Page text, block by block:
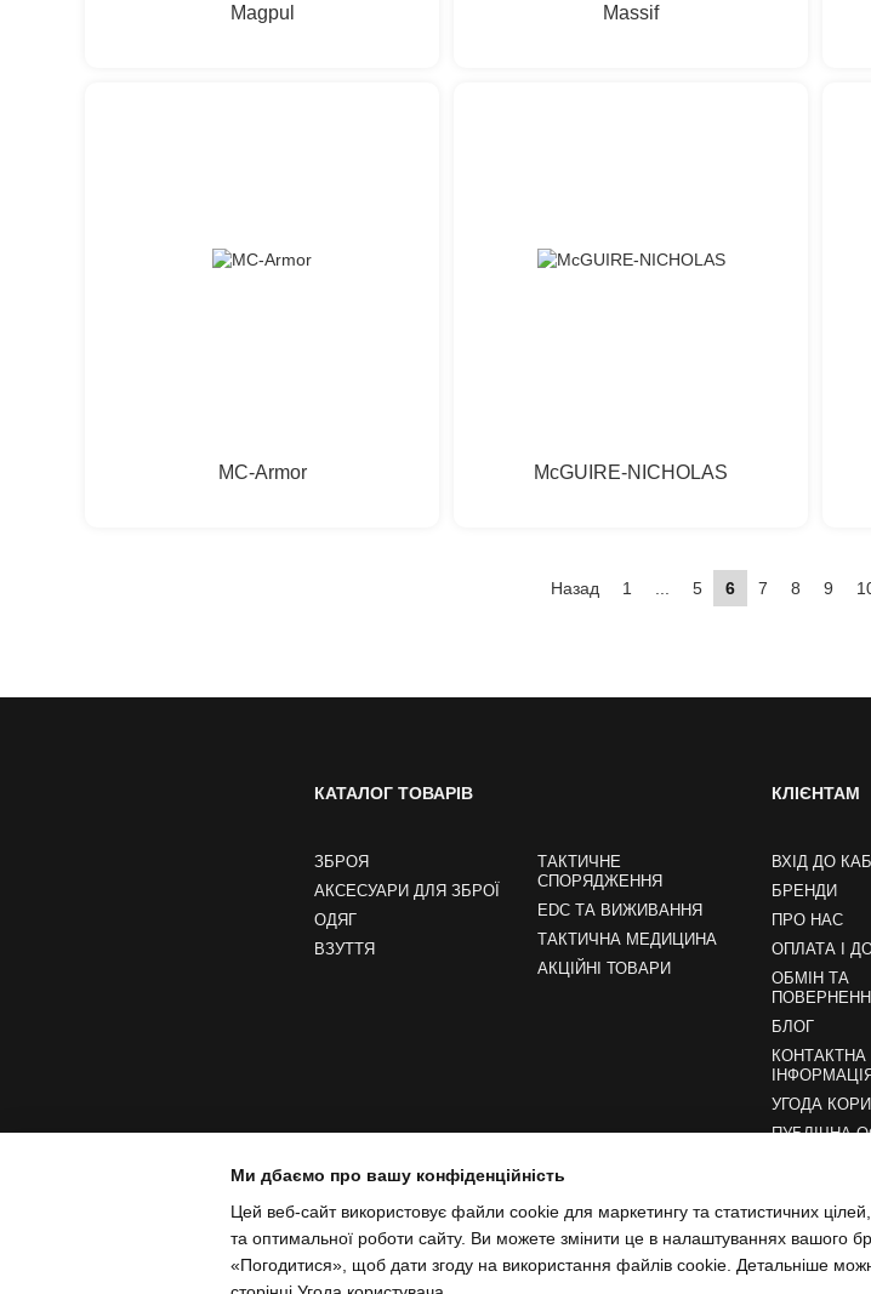
Magpul Massif
MC-Armor McGUIRE-NICHOLAS
Назад 1 ... 5 6 7 8 9
КАТАЛОГ ТОВАРІВ
ЗБРОЯ
АКСЕСУАРИ ДЛЯ ЗБРОЇ
ОДЯГ
ВЗУТТЯ
ТАКТИЧНЕ
СПОРЯДЖЕННЯ
EDC ТА ВИЖИВАННЯ
ТАКТИЧНА МЕДИЦИНА
АКЦІЙНІ ТОВАРИ
КЛІЄНТАМ
ВХІД ДО
БРЕНДИ
ПРО НАС
ОПЛАТА І
ОБМІН ТА
БЛОГ
КОНТАКТНА
УГОДА
ПУБЛІЧНА
Ми дбаємо про вашу конфіденційність
Цей веб-сайт використовує файли cookie для маркетингу та статистичних
та оптимальної роботи сайту. Ви можете змінити це в налаштуваннях вашого
«Погодитися», щоб дати згоду на використання файлів cookie. Детальніше